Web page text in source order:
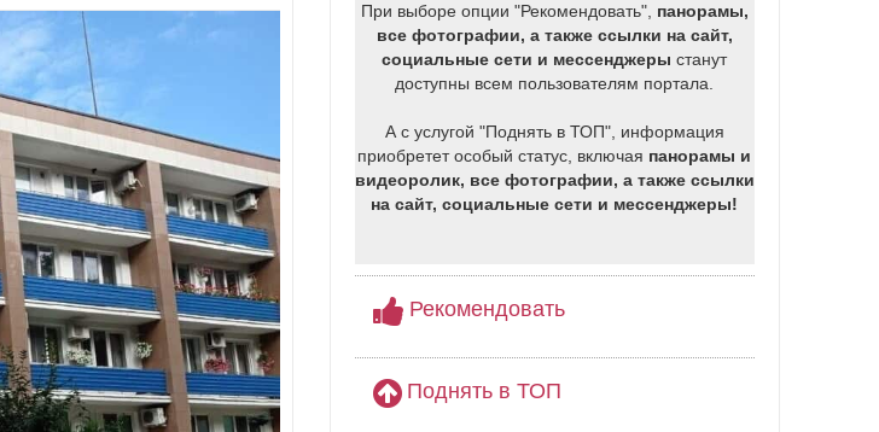
При выборе опции "Рекомендовать", панорамы,
все фотографии, а также ссылки на сайт,
социальные сети и мессенджеры станут
доступны всем пользователям портала.
А с услугой "Поднять в ТОП", информация
приобретет особый статус, включая панорамы и
видеоролик, все фотографии, а также ссылки
на сайт, социальные сети и мессенджеры!
Рекомендовать
Поднять в ТОП